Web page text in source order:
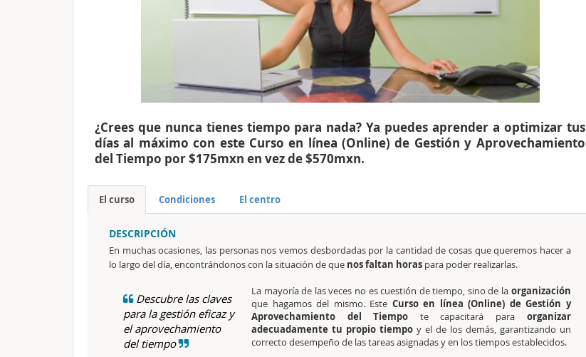
¿Crees que nunca tienes tiempo para nada? Ya puedes aprender a optimizar tus
días al máximo con este Curso en línea (Online) de Gestión y Aprovechamiento
del Tiempo por $175mxn en vez de $570mxn.
El curso Condiciones El centro
DESCRIPCIÓN
En muchas ocasiones, las personas nos vemos desbordadas por la cantidad de cosas que queremos hacer a
lo largo del día, encontrándonos con la situación de que nos faltan horas para poder realizarlas.
Descubre las claves
para la gestión eficaz y
el aprovechamiento
del tiempo
La mayoría de las veces no es cuestión de tiempo, sino de la organización
que hagamos del mismo. Este Curso en línea (Online) de Gestión y
Aprovechamiento del Tiempo te capacitará para organizar
adecuadamente tu propio tiempoy el de los demás, garantizando un
correcto desempeño de las tareas asignadas y en los tiempos establecidos.